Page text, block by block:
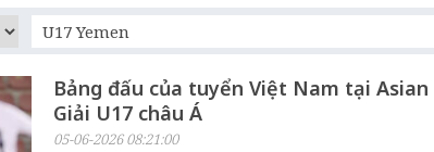
Bảng đấu của tuyển Việt Nam tại
Giải U17 châu Á
05-06-2026 08:21:00